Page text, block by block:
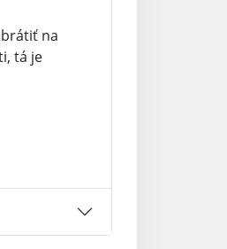
na
tá je